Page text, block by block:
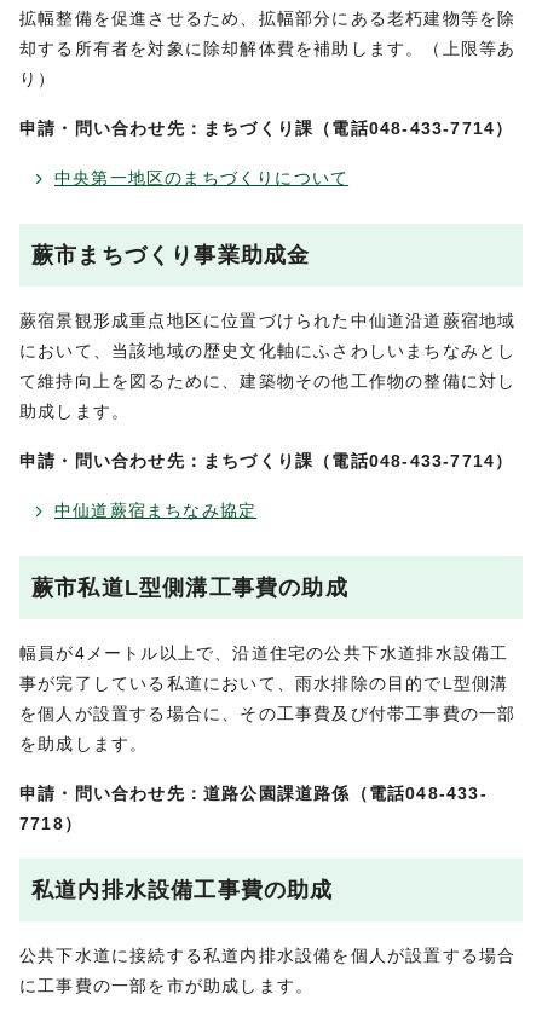
拡幅整備を促進させるため、拡幅部分にある老朽建物等を除
却する所有者を対象に除却解体費を補助します。（上限等あ
り）
申請・問い合わせ先：まちづくり課（電話048-433-7714）
中央第一地区のまちづくりについて
蕨市まちづくり事業助成金
蕨宿景観形成重点地区に位置づけられた中仙道沿道蕨宿地域
において、当該地域の歴史文化軸にふさわしいまちなみとし
て維持向上を図るために、建築物その他工作物の整備に対し
助成します。
申請・問い合わせ先：まちづくり課（電話048-433-7714）
中仙道蕨宿まちなみ協定
蕨市私道L型側溝工事費の助成
幅員が4メートル以上で、沿道住宅の公共下水道排水設備工
事が完了している私道において、雨水排除の目的でL型側溝
を個人が設置する場合に、その工事費及び付帯工事費の一部
を助成します。
申請・問い合わせ先：道路公園課道路係（電話048-433-
7718）
私道内排水設備工事費の助成
公共下水道に接続する私道内排水設備を個人が設置する場合
に工事費の一部を市が助成します。